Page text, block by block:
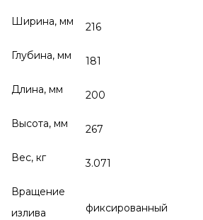
Ширина, мм 216
Глубина, мм 181
Длина, мм 200
Высота, мм 267
Вес, кг 3.071
Вращение
излива
фиксированный